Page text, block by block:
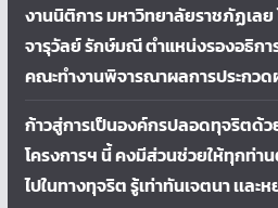
งานนิติการ มหาวิทยาลัยราชภัฏเล
จารุวัลย์ รักษ์มณี ตำแหน่งรองอธิกา
คณะทำงานพิจารณาผลการประกว
ก้าวสู่การเป็นองค์กรปลอดทุจริตด้
โครงการฯ นี้ คงมีส่วนช่วยให้ทุกท่า
ไปในทางทุจริต รู้เท่าทันเจตนา เเล